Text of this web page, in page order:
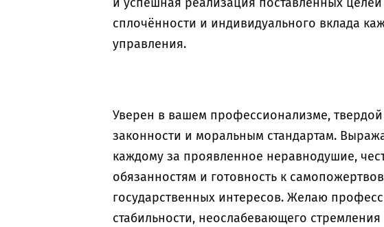
сплочённости и индивидуального вклада
управления.
Уверен в вашем профессионализме,
законности и моральным стандартам.
каждому за проявленное неравнодушие,
обязанностям и готовность к
государственных интересов. Желаю
стабильности, неослабевающего